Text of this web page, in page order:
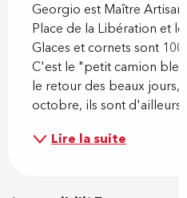
Georgio est Maître Artisan
Place de la Libération et
Glaces et cornets sont
C'est le "petit camion
le retour des beaux jours,
octobre, ils sont d'ailleurs
Lire la suite